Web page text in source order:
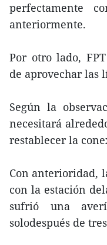
perfectamente
anteriormente.
Por otro lado,
de aprovechar las
Según la
necesitará
restablecer la
Con anterioridad,
con la estación
sufrió una
solodespués de